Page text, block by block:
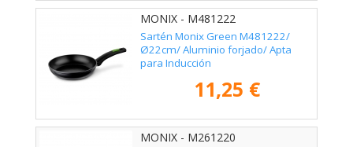
MONIX - M481222
Sartén Monix Green M481222/
Ø22cm/ Aluminio forjado/ Apta
para Inducción
11,25 €
MONIX - M261220